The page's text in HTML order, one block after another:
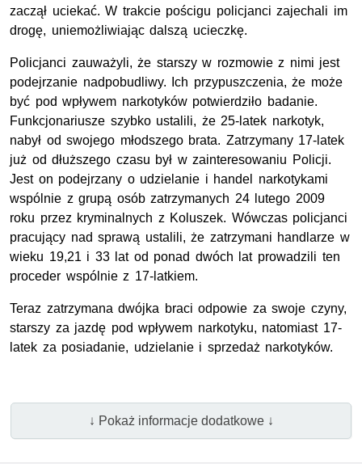
zaczął uciekać. W trakcie pościgu policjanci zajechali im
drogę, uniemożliwiając dalszą ucieczkę.
Policjanci zauważyli, że starszy w rozmowie z nimi jest
podejrzanie nadpobudliwy. Ich przypuszczenia, że może
być pod wpływem narkotyków potwierdziło badanie.
Funkcjonariusze szybko ustalili, że 25-latek narkotyk,
nabył od swojego młodszego brata. Zatrzymany 17-latek
już od dłuższego czasu był w zainteresowaniu Policji.
Jest on podejrzany o udzielanie i handel narkotykami
wspólnie z grupą osób zatrzymanych 24 lutego 2009
roku przez kryminalnych z Koluszek. Wówczas policjanci
pracujący nad sprawą ustalili, że zatrzymani handlarze w
wieku 19,21 i 33 lat od ponad dwóch lat prowadzili ten
proceder wspólnie z 17-latkiem.
Teraz zatrzymana dwójka braci odpowie za swoje czyny,
starszy za jazdę pod wpływem narkotyku, natomiast 17-
latek za posiadanie, udzielanie i sprzedaż narkotyków.
↓ Pokaż informacje dodatkowe ↓